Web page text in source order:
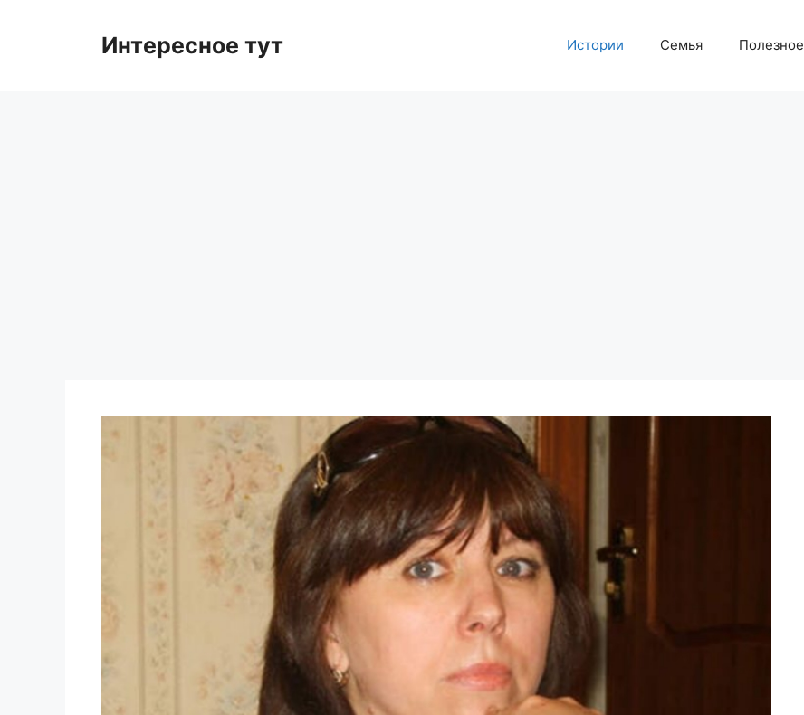
Интересное тут Истории Семья Полезное